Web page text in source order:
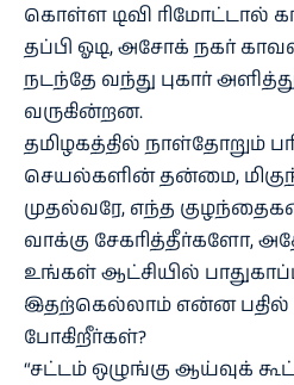
கொள்ள டிவி ரிமோட்டால்
தப்பி ஓடி, அசோக் நகர்
நடந்தே வந்து புகார்
வருகின்றன.
தமிழகத்தில் நாள்தோறும்
செயல்களின் தன்மை,
முதல்வரே, எந்த
வாக்கு சேகரித்தீர்களோ,
உங்கள் ஆட்சியில்
இதற்கெல்லாம் என்ன
போகிறீர்கள்?
“சட்டம் ஒழுங்கு ஆய்வுக்